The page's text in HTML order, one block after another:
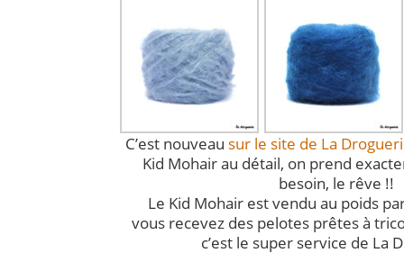
C’est nouveau sur le site de La
Kid Mohair au détail, on prend
besoin, le rêve !!
Le Kid Mohair est vendu au poids
vous recevez des pelotes prêtes à
c’est le super service de La